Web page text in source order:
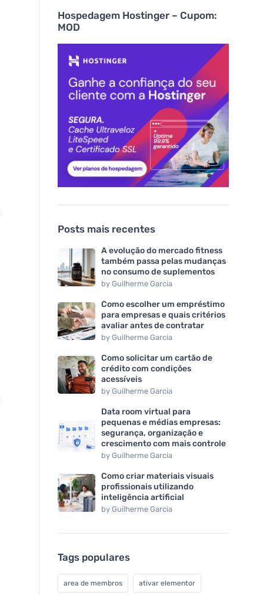
Hospedagem Hostinger – Cupom:
MOD
Posts mais recentes
A evolução do mercado fitness
também passa pelas mudanças
no consumo de suplementos
by Guilherme Garcia
Como escolher um empréstimo
para empresas e quais critérios
avaliar antes de contratar
by Guilherme Garcia
Como solicitar um cartão de
crédito com condições
acessíveis
by Guilherme Garcia
Data room virtual para
pequenas e médias empresas:
segurança, organização e
crescimento com mais controle
by Guilherme Garcia
Como criar materiais visuais
profissionais utilizando
inteligência artificial
by Guilherme Garcia
Tags populares
area de membros ativar elementor